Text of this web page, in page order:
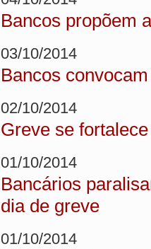
Bancos propõem
03/10/2014
Bancos
02/10/2014
Greve se
01/10/2014
Bancários
dia de greve
01/10/2014